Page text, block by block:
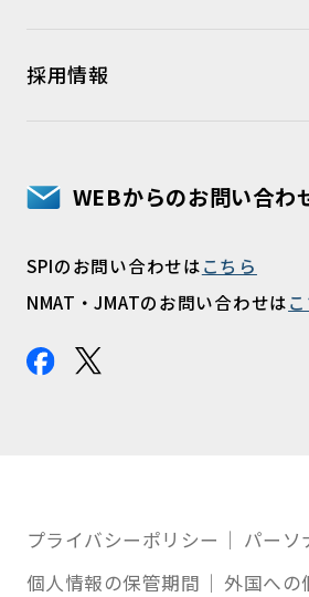
採用情報
WEBからのお問い合わ
SPIのお問い合わせはこちら
NMAT・JMATのお問い合わせは
プライバシーポリシー
パーソ
個人情報の保管期間
外国への